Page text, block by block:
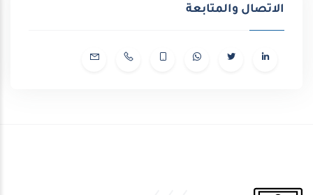
الاتصال والمتابعة